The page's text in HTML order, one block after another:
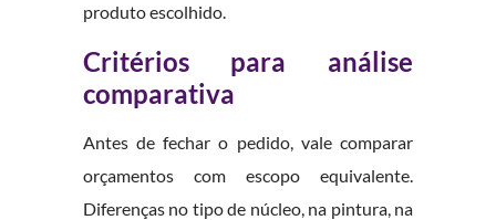
produto escolhido.
Critérios para análise
comparativa
Antes de fechar o pedido, vale comparar
orçamentos com escopo equivalente.
Diferenças no tipo de núcleo, na pintura, na